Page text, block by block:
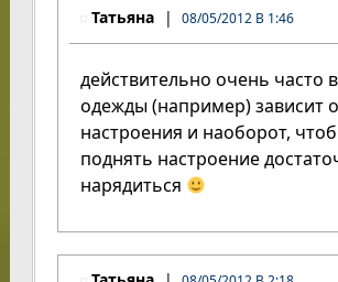
Татьяна 08/05/2012 В 1:46
действительно очень часто
одежды (например) зависит
настроения и наоборот,
поднять настроение
нарядиться